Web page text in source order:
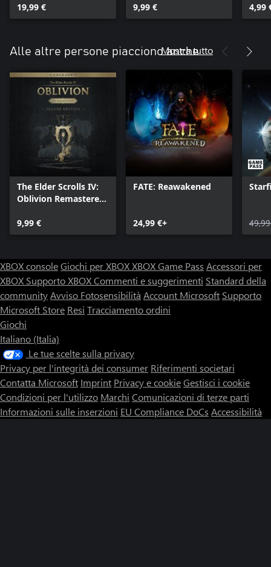
Anniversary
19,99 €
Creation Credits
9,99 € 4,99
Alle altre persone piacciono anche
Mostra tutto
The Elder Scrolls IV:
Oblivion Remastered
Upgrade
9,99 €
FATE: Reawakened
24,99 €+
XBOX consoleGiochi per XBOXXBOX Game Pass Accessori per
XBOX Supporto XBOXCommenti e suggerimenti Standard della
communityAvviso Fotosensibilità Account Microsoft Supporto
Microsoft Store Resi Tracciamento ordini
Giochi
Italiano (Italia)
Le tue scelte sulla privacy
Privacy per l'integrità dei consumer Riferimenti societari
Contatta Microsoft Imprint Privacy e cookieGestisci i cookie
Condizioni per l'utilizzo Marchi Comunicazioni di terze parti
Informazioni sulle inserzioni EU Compliance DoCs Accessibilità